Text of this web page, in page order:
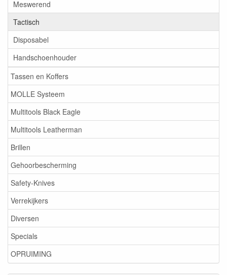
Meswerend
Tactisch
Disposabel
Handschoenhouder
Tassen en Koffers
MOLLE Systeem
Multitools Black Eagle
Multitools Leatherman
Brillen
Gehoorbescherming
Safety-Knives
Verrekijkers
Diversen
Specials
OPRUIMING